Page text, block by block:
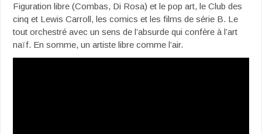
Figuration libre (Combas, Di Rosa) et le pop art, le Club des
cinq et Lewis Carroll, les comics et les films de série B. Le
tout orchestré avec un sens de l’absurde qui confère à l’art
naïf. En somme, un artiste libre comme l’air.